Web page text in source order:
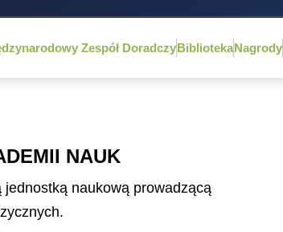
Zespół DoradczyBibliotekaNagrody
NAUK
naukową prowadzącą